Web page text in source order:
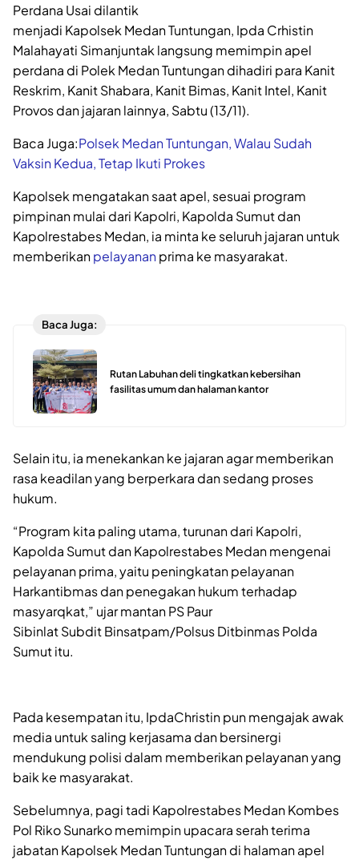
Perdana Usai dilantik
menjadi Kapolsek Medan Tuntungan, Ipda Crhistin
Malahayati Simanjuntak langsung memimpin apel
perdana di Polek Medan Tuntungan dihadiri para Kanit
Reskrim, Kanit Shabara, Kanit Bimas, Kanit Intel, Kanit
Provos dan jajaran lainnya, Sabtu (13/11).
Baca Juga:Polsek Medan Tuntungan, Walau Sudah
Vaksin Kedua, Tetap Ikuti Prokes
Kapolsek mengatakan saat apel, sesuai program
pimpinan mulai dari Kapolri, Kapolda Sumut dan
Kapolrestabes Medan, ia minta ke seluruh jajaran untuk
memberikanpelayananprima ke masyarakat.
Baca Juga:
Rutan Labuhan deli tingkatkan kebersihan
fasilitas umum dan halaman kantor
Selain itu, ia menekankan ke jajaran agar memberikan
rasa keadilan yang berperkara dan sedang proses
hukum.
“Program kita paling utama, turunan dari Kapolri,
Kapolda Sumut dan Kapolrestabes Medan mengenai
pelayanan prima, yaitu peningkatan pelayanan
Harkantibmas dan penegakan hukum terhadap
masyarqkat,” ujar mantan PS Paur
Sibinlat Subdit Binsatpam/Polsus Ditbinmas Polda
Sumut itu.
Pada kesempatan itu, IpdaChristin pun mengajak awak
media untuk saling kerjasama dan bersinergi
mendukung polisi dalam memberikan pelayanan yang
baik ke masyarakat.
Sebelumnya, pagi tadi Kapolrestabes Medan Kombes
Pol Riko Sunarko memimpin upacara serah terima
jabatan Kapolsek Medan Tuntungan di halaman apel